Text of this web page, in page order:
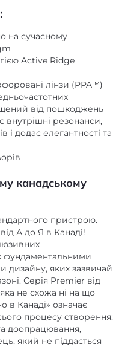
in
на сучасному
Active Ridge
лінзи (PPA™)
від пошкоджень
внутрішні резонанси,
і додає елегантності та
канадському
пристрою.
А до Я в Канаді!
фундаментальними
дизайну, яких зазвичай
Серія Premier від
не схожа ні на що
в Канаді» означає
процесу створення:
доопрацювання,
який не піддається